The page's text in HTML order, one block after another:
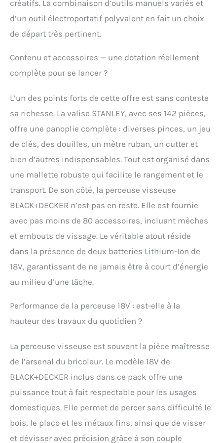
sans fil 18 V Li-Ion
BLACK+DECKER a 10
et la taille de la vis,
idéale pour tous les
le métal + vitesse
variable à la gâchette
produit 2: PUISSANCE :
La puissance et la
metal, le bois et des
tâches de visage avec
pour un contrôle optimal
en perçage comme en
vissage. Couple
maximale 20 Nm,
capacité 25 mm en bois,
10 mm en métal produit
ERGONOMIQUE : Anti slip
plus de maniabilité et
confort d'utilisation,
maximale produit 2:
CONTIENT : Cette
fournie avec deux
batteries lithium-ion 18
V 1,5 Ah dans une boîte
de rangement pratique,
un chargeur et 80
accessoires - LED
créatifs. La combinaison d’outils manuels variés et
d’un outil électroportatif polyvalent en fait un choix
de départ très pertinent.
Contenu et accessoires — une dotation réellement
complète pour se lancer ?
L’un des points forts de cette offre est sans conteste
sa richesse. La valise STANLEY, avec ses 142 pièces,
offre une panoplie complète : diverses pinces, un jeu
de clés, des douilles, un mètre ruban, un cutter et
bien d’autres indispensables. Tout est organisé dans
une mallette robuste qui facilite le rangement et le
transport. De son côté, la perceuse visseuse
BLACK+DECKER n’est pas en reste. Elle est fournie
avec pas moins de 80 accessoires, incluant mèches
et embouts de vissage. Le véritable atout réside
dans la présence de deux batteries Lithium-Ion de
18V, garantissant de ne jamais être à court d’énergie
au milieu d’une tâche.
Performance de la perceuse 18V : est-elle à la
hauteur des travaux du quotidien ?
La perceuse visseuse est souvent la pièce maîtresse
de l’arsenal du bricoleur. Le modèle 18V de
BLACK+DECKER inclus dans ce pack offre une
puissance tout à fait respectable pour les usages
domestiques. Elle permet de percer sans difficulté le
bois, le placo et les métaux fins, ainsi que de visser
et dévisser avec précision grâce à son couple